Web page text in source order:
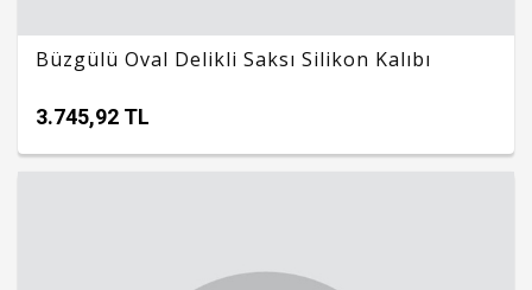
Büzgülü Oval Delikli Saksı Silikon Kalıbı
3.745,92 TL